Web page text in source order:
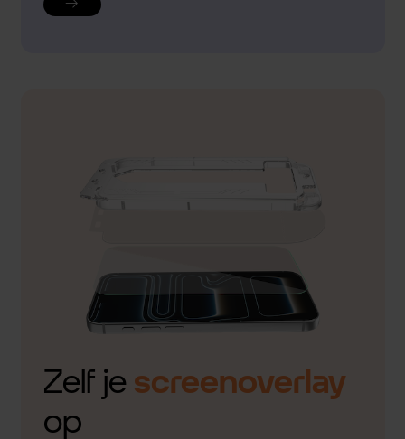
Zelf je screenoverlay
op